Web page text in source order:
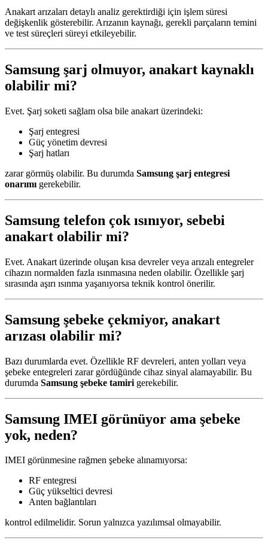
Anakart arızaları detaylı analiz gerektirdiği için işlem süresi
değişkenlik gösterebilir. Arızanın kaynağı, gerekli parçaların temini
ve test süreçleri süreyi etkileyebilir.
Samsung şarj olmuyor, anakart kaynaklı
olabilir mi?
Evet. Şarj soketi sağlam olsa bile anakart üzerindeki:
Şarj entegresi
Güç yönetim devresi
Şarj hatları
zarar görmüş olabilir. Bu durumda Samsung şarj entegresi
onarımı gerekebilir.
Samsung telefon çok ısınıyor, sebebi
anakart olabilir mi?
Evet. Anakart üzerinde oluşan kısa devreler veya arızalı entegreler
cihazın normalden fazla ısınmasına neden olabilir. Özellikle şarj
sırasında aşırı ısınma yaşanıyorsa teknik kontrol önerilir.
Samsung şebeke çekmiyor, anakart
arızası olabilir mi?
Bazı durumlarda evet. Özellikle RF devreleri, anten yolları veya
şebeke entegreleri zarar gördüğünde cihaz sinyal alamayabilir. Bu
durumda Samsung şebeke tamiri gerekebilir.
Samsung IMEI görünüyor ama şebeke
yok, neden?
IMEI görünmesine rağmen şebeke alınamıyorsa:
RF entegresi
Güç yükseltici devresi
Anten bağlantıları
kontrol edilmelidir. Sorun yalnızca yazılımsal olmayabilir.